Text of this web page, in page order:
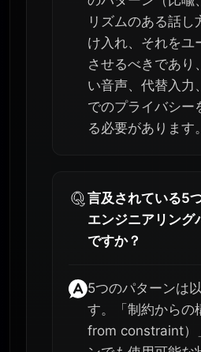
リズムのある話し
け入れ、それをユ
させるべきであり
い音声、代替入力
でのプライバシー
る必要があります。
言及されている5
エンジニアリング
ですか？
5つのパターンは
す。「制約からの
from constraint）